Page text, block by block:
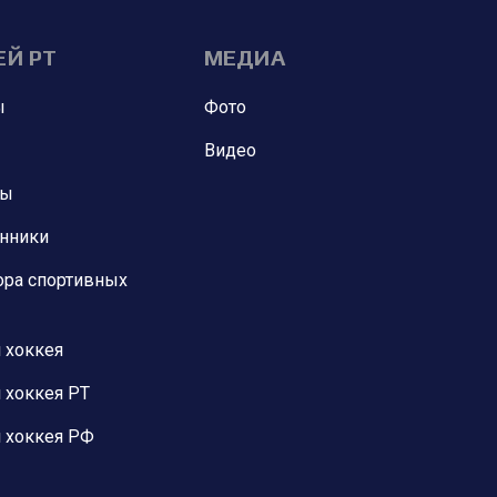
РТ
спортивных
хоккея
хоккея РТ
хоккея РФ
МЕДИА
Фото
Видео